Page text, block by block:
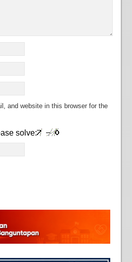
and website in this browser for the
solve: